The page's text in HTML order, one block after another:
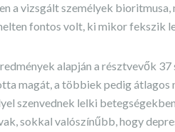
a vizsgált személyek
fontos volt, ki mikor fekszik
alapján a résztvevők
magát, a többiek pedig átlagos
szenvednek lelki
sokkal valószínűbb, hogy